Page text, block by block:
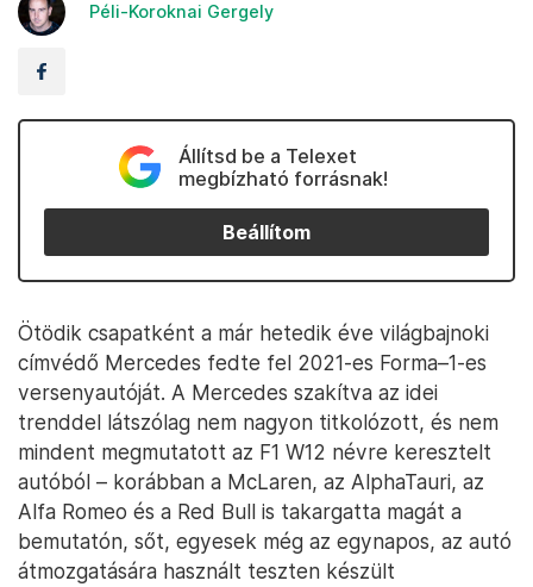
Péli-Koroknai Gergely
Állítsd be a Telexet
megbízható forrásnak!
Beállítom
Ötödik csapatként a már hetedik éve világbajnoki
címvédő Mercedes fedte fel 2021-es Forma–1-es
versenyautóját. A Mercedes szakítva az idei
trenddel látszólag nem nagyon titkolózott, és nem
mindent megmutatott az F1 W12 névre keresztelt
autóból – korábban a McLaren, az AlphaTauri, az
Alfa Romeo és a Red Bull is takargatta magát a
bemutatón, sőt, egyesek még az egynapos, az autó
átmozgatására használt teszten készült